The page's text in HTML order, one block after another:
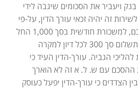
ויעביר את הסכומים שיגבה לידי
זה יהיה זכאי עורך הדין, על-פי
האמור באותו הסכם, למשכורת חודשית בסך 1,000 החל
מיום 1.1.07 וכן לתשלום סך 300 לכל דיון למקרה
להליכי הגביה. עורך-הדין העיד כי
ההסכם עם ש. ל. א זה לא הוארך
הצדדים כי עורך-הדין יפעל כעוסק